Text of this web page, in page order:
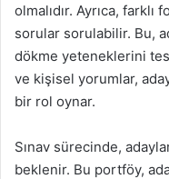
olmalıdır. Ayrıca,
sorular sorulabilir. Bu,
dökme yeteneklerini
ve kişisel yorumlar,
bir rol oynar.
Sınav sürecinde,
beklenir. Bu portföy,